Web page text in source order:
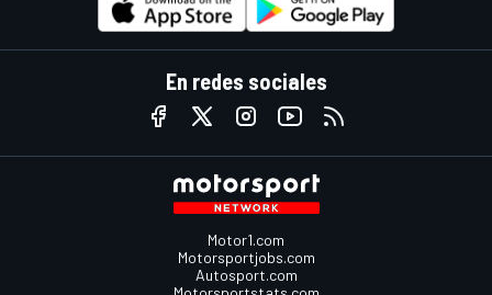
En redes sociales
Motor1.com
Motorsportjobs.com
Autosport.com